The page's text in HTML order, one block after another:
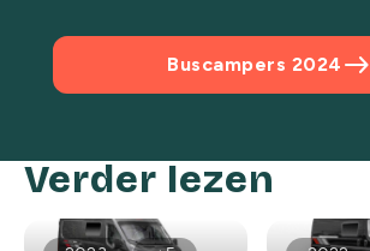
east
Buscampers 2024
Verder lezen